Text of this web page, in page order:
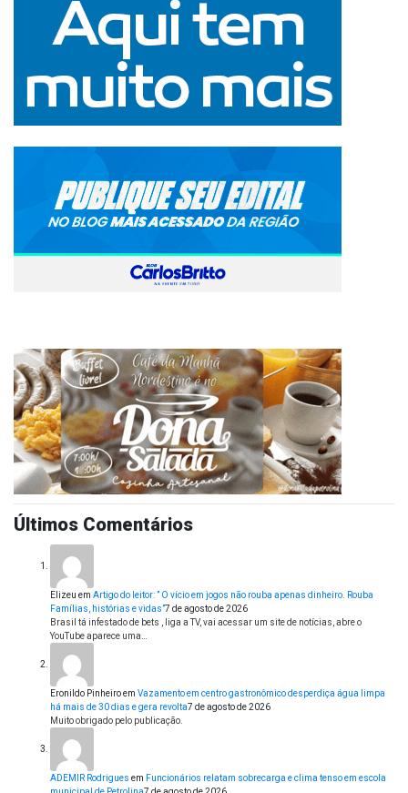
Últimos Comentários
Elizeu em Artigo do leitor: ” O vício em jogos não rouba apenas dinheiro. Rouba
Famílias, histórias e vidas”7 de agosto de 2026
Brasil tá infestado de bets , liga a TV, vai acessar um site de notícias, abre o
YouTube aparece uma…
Eronildo Pinheiroem Vazamento em centro gastronômico desperdiça água limpa
há mais de 30 dias e gera revolta7 de agosto de 2026
Muito obrigado pelo publicação.
ADEMIR Rodrigues em Funcionários relatam sobrecarga e clima tenso em escola